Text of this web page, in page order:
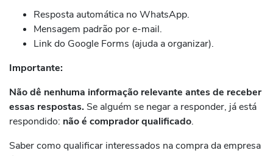
Resposta automática no WhatsApp.
Mensagem padrão por e-mail.
Link do Google Forms (ajuda a organizar).
Importante:
Não dê nenhuma informação relevante antes de receber
essas respostas. Se alguém se negar a responder, já está
respondido: não é comprador qualificado.
Saber como qualificar interessados na compra da empresa